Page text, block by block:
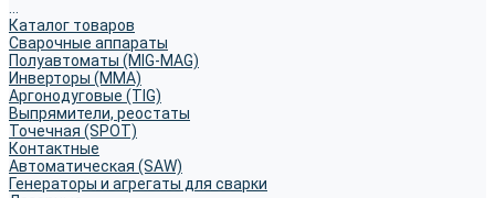
Каталог товаров
Сварочные аппараты
Полуавтоматы (MIG-MAG)
Инверторы (MMA)
Аргонодуговые (TIG)
Выпрямители, реостаты
Точечная (SPOT)
Контактные
Автоматическая (SAW)
Генераторы и агрегаты для сварки